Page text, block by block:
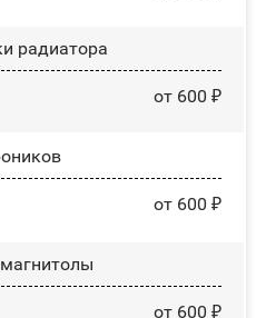
радиатора
от 600 ₽
от 600 ₽
от 600 ₽